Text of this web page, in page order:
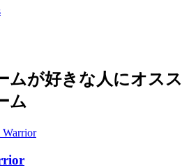
ムが好きな人にオスス
ム